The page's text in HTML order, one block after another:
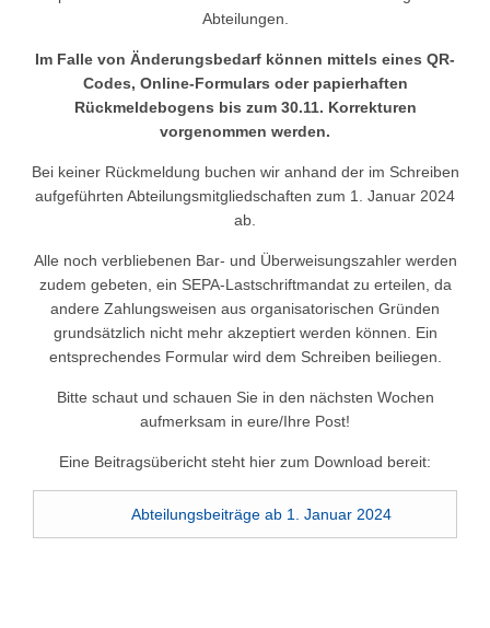
Abteilungen.
Im Falle von Änderungsbedarf können mittels eines QR-
Codes, Online-Formulars oder papierhaften
Rückmeldebogens bis zum 30.11. Korrekturen
vorgenommen werden.
Bei keiner Rückmeldung buchen wir anhand der im Schreiben
aufgeführten Abteilungsmitgliedschaften zum 1. Januar 2024
ab.
Alle noch verbliebenen Bar- und Überweisungszahler werden
zudem gebeten, ein SEPA-Lastschriftmandat zu erteilen, da
andere Zahlungsweisen aus organisatorischen Gründen
grundsätzlich nicht mehr akzeptiert werden können. Ein
entsprechendes Formular wird dem Schreiben beiliegen.
Bitte schaut und schauen Sie in den nächsten Wochen
aufmerksam in eure/Ihre Post!
Eine Beitragsübericht steht hier zum Download bereit:
Abteilungsbeiträge ab 1. Januar 2024